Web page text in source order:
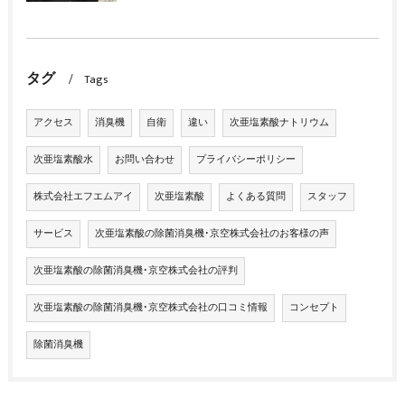
タグ Tags
アクセス 消臭機 自衛 違い 次亜塩素酸ナトリウム
次亜塩素酸水 お問い合わせ プライバシーポリシー
株式会社エフエムアイ 次亜塩素酸 よくある質問 スタッフ
サービス 次亜塩素酸の除菌消臭機･京空株式会社のお客様の声
次亜塩素酸の除菌消臭機･京空株式会社の評判
次亜塩素酸の除菌消臭機･京空株式会社の口コミ情報 コンセプト
除菌消臭機